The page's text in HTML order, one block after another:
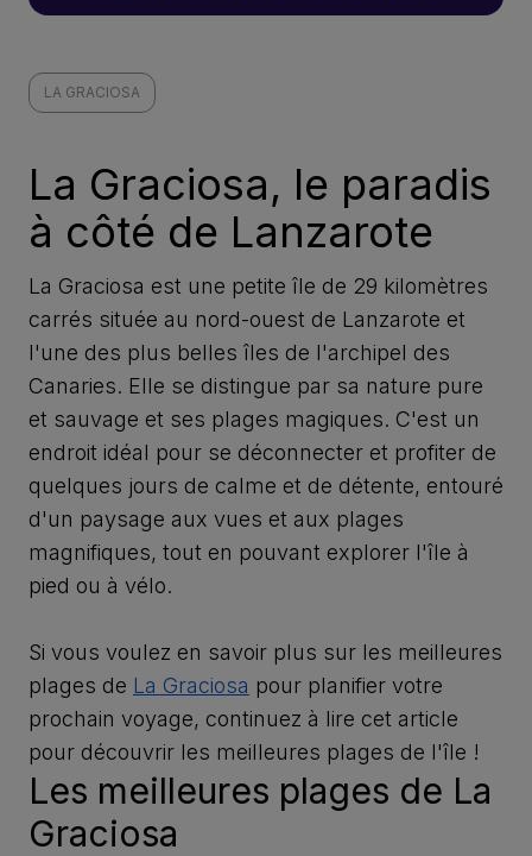
LA GRACIOSA
La Graciosa, le paradis
à côté de Lanzarote
La Graciosa est une petite île de 29 kilomètres
carrés située au nord-ouest de Lanzarote et
l'une des plus belles îles de l'archipel des
Canaries. Elle se distingue par sa nature pure
et sauvage et ses plages magiques. C'est un
endroit idéal pour se déconnecter et profiter de
quelques jours de calme et de détente, entouré
d'un paysage aux vues et aux plages
magnifiques, tout en pouvant explorer l'île à
pied ou à vélo.
Si vous voulez en savoir plus sur les meilleures
plages de La Graciosa pour planifier votre
prochain voyage, continuez à lire cet article
pour découvrir les meilleures plages de l'île !
Les meilleures plages de La
Graciosa